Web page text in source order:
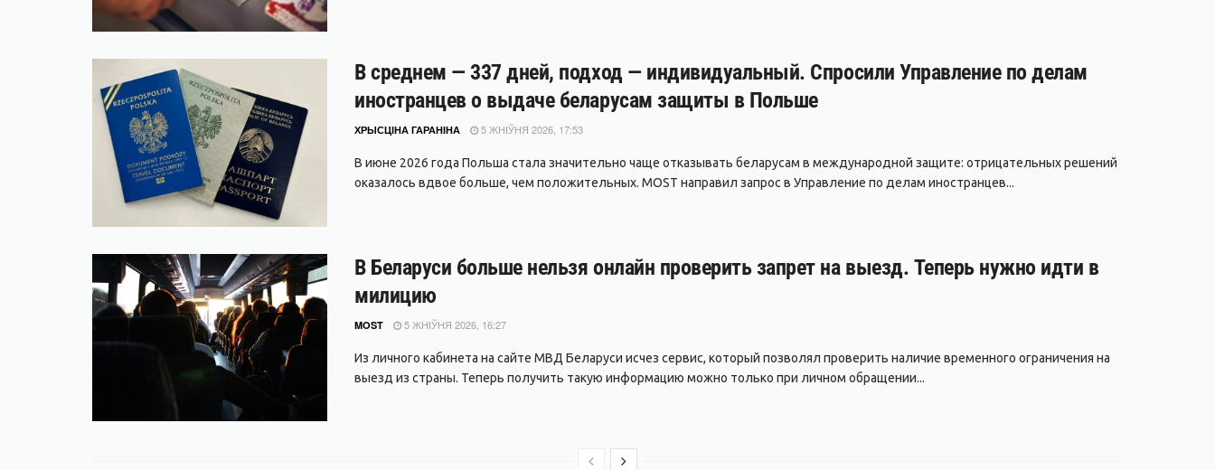
В среднем — 337 дней, подход — индивидуальный. Спросили Управление по делам
иностранцев о выдаче беларусам защиты в Польше
ХРЫСЦІНА ГАРАНІНА 5 ЖНІЎНЯ 2026, 17:53
В июне 2026 года Польша стала значительно чаще отказывать беларусам в международной защите: отрицательных решений
оказалось вдвое больше, чем положительных. MOST направил запрос в Управление по делам иностранцев...
В Беларуси больше нельзя онлайн проверить запрет на выезд. Теперь нужно идти в
милицию
MOST 5 ЖНІЎНЯ 2026, 16:27
Из личного кабинета на сайте МВД Беларуси исчез сервис, который позволял проверить наличие временного ограничения на
выезд из страны. Теперь получить такую информацию можно только при личном обращении...